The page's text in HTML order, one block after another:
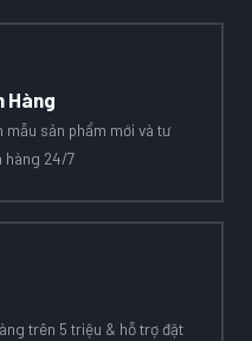
Hàng
mẫu sản phẩm mới và tư
hàng 24/7
trên 5 triệu & hỗ trợ đặt